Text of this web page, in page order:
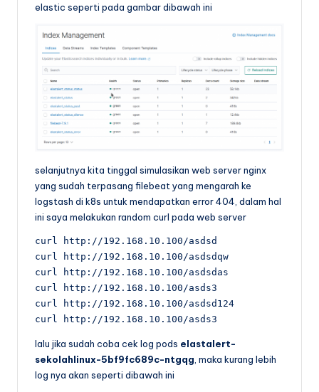
elastic seperti pada gambar dibawah ini
selanjutnya kita tinggal simulasikan web server nginx
yang sudah terpasang filebeat yang mengarah ke
logstash di k8s untuk mendapatkan error 404, dalam hal
ini saya melakukan random curl pada web server
curl http://192.168.10.100/asdsd
curl http://192.168.10.100/asdsdqw
curl http://192.168.10.100/asdsdas
curl http://192.168.10.100/asds3
curl http://192.168.10.100/asdsd124
curl http://192.168.10.100/asds3
lalu jika sudah coba cek log pods elastalert-
sekolahlinux-5bf9fc689c-ntgqg , maka kurang lebih
log nya akan seperti dibawah ini